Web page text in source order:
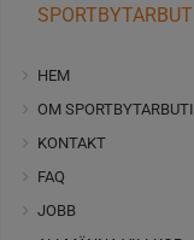
HEM
OM
KONTAKT
FAQ
JOBB